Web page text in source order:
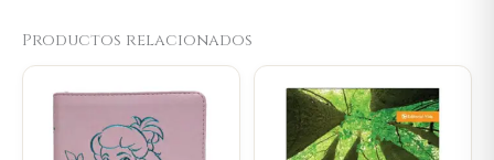
Productos relacionados
price
was:
$107.000.
Current
price
is:
$101.650.
price
was:
$57.200.
Current
price
is: